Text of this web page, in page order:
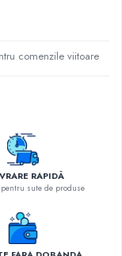
comenzile viitoare
RAPIDĂ
sute de produse